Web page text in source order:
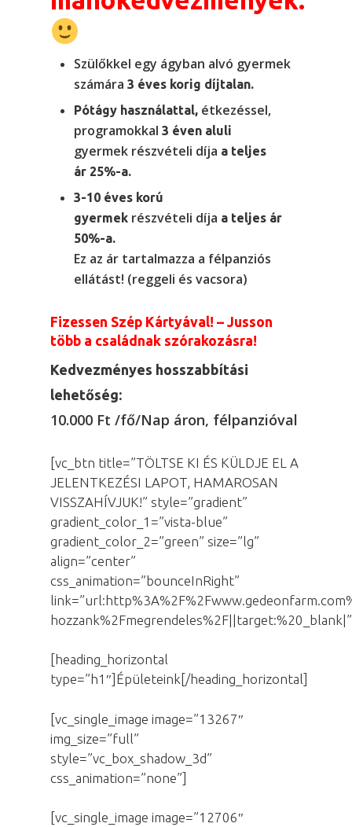
Szülőkkel egy ágyban alvó gyermek
számára3 éves korig díjtalan.
Pótágy használattal, étkezéssel,
programokkal3 éven aluli
gyermek részvételi díja a teljes
ár 25%-a.
3-10 éves korú
gyermek részvételi díja a teljes ár
50%-a.
Ez az ár tartalmazza a félpanziós
ellátást! (reggeli és vacsora)
Fizessen Szép Kártyával! –Jusson
több a családnak szórakozásra!
Kedvezményes hosszabbítási
lehetőség:
10.000 Ft /fő/Nap áron, félpanzióval
[vc_btn title=”TÖLTSE KI ÉS KÜLDJE EL A
JELENTKEZÉSI LAPOT, HAMAROSAN
VISSZAHÍVJUK!” style=”gradient”
gradient_color_1=”vista-blue”
gradient_color_2=”green” size=”lg”
align=”center”
css_animation=”bounceInRight”
[heading_horizontal
type=”h1″]Épületeink[/heading_horizontal]
[vc_single_image image=”13267″
img_size=”full”
style=”vc_box_shadow_3d”
css_animation=”none”]
[vc_single_image image=”12706″